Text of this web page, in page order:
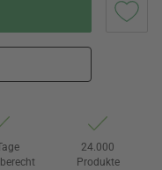
24.000
Produkte